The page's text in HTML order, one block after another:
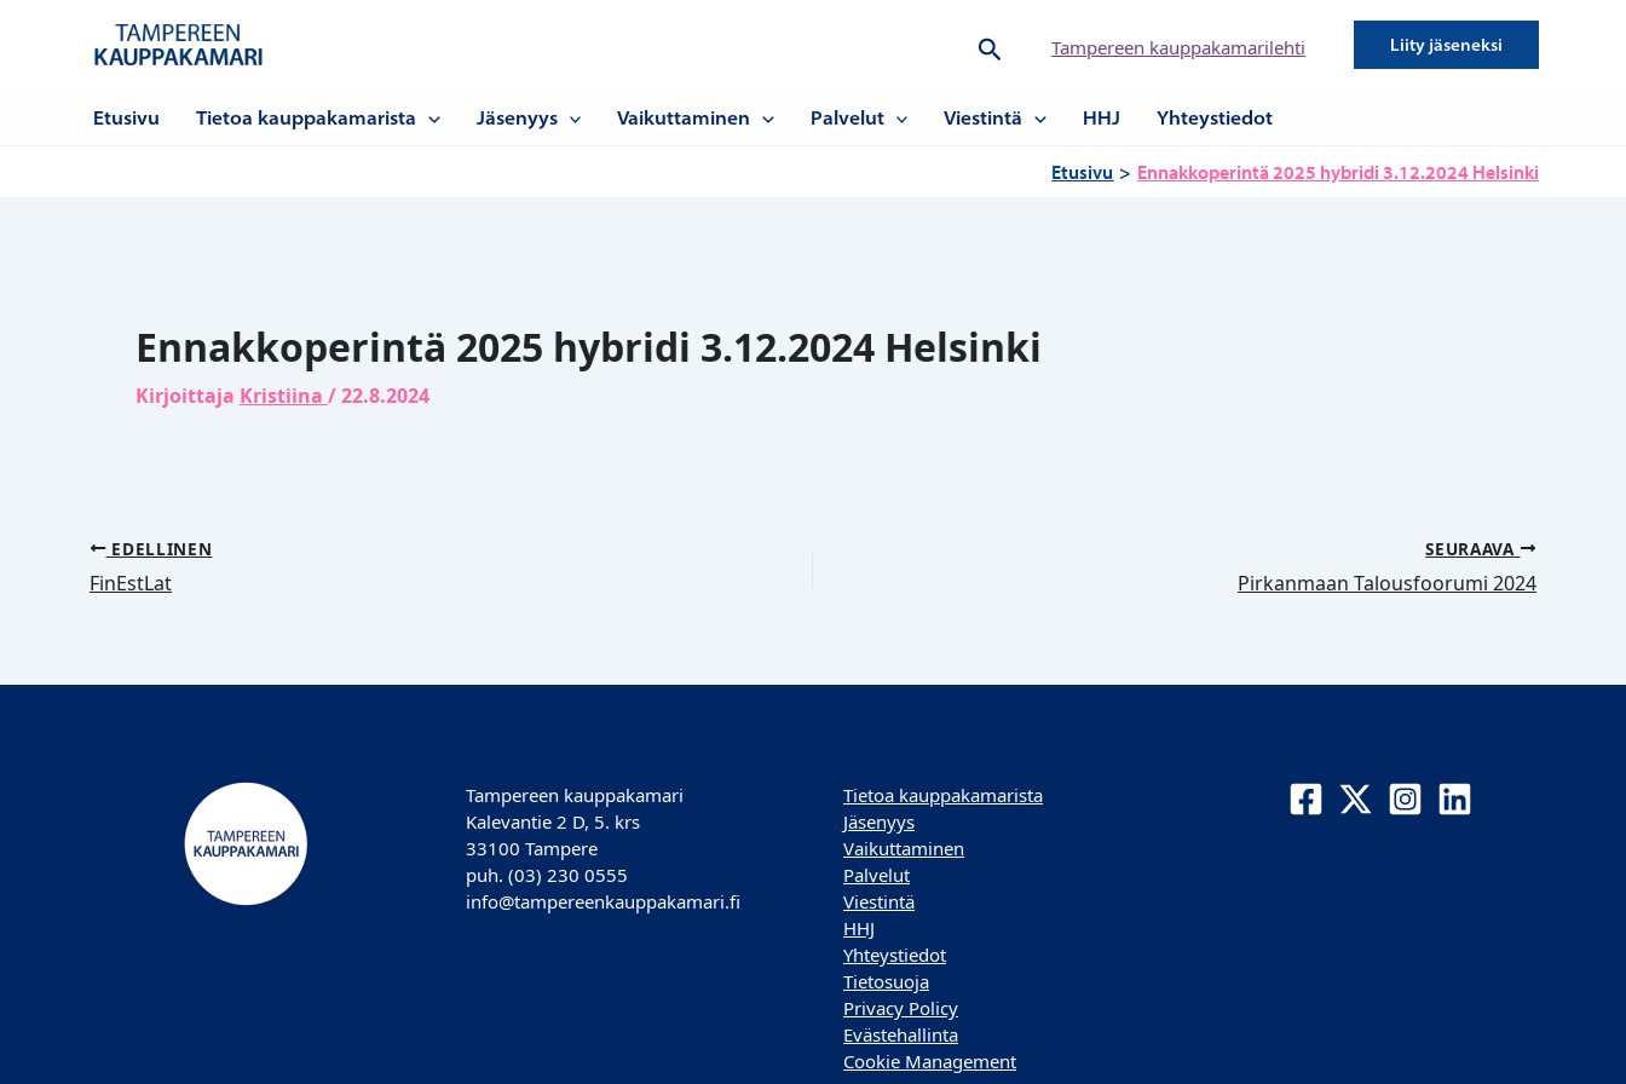
Hae Tampereen kauppakamarilehti Liity jäseneksi
Etusivu Tietoa kauppakamarista Jäsenyys Vaikuttaminen Palvelut Viestintä HHJ Yhteystiedot
Etusivu Ennakkoperintä 2025 hybridi 3.12.2024 Helsinki
Ennakkoperintä 2025 hybridi 3.12.2024 Helsinki
Kirjoittaja Kristiina /22.8.2024
EDELLINEN
FinEstLat
SEURAAVA
Pirkanmaan Talousfoorumi 2024
Tampereen kauppakamari
Kalevantie 2 D, 5. krs
33100 Tampere
puh. (03) 230 0555
info@tampereenkauppakamari.fi
Tietoa kauppakamarista
Jäsenyys
Vaikuttaminen
Palvelut
Viestintä
HHJ
Yhteystiedot
Tietosuoja
Privacy Policy
Evästehallinta
Cookie Management